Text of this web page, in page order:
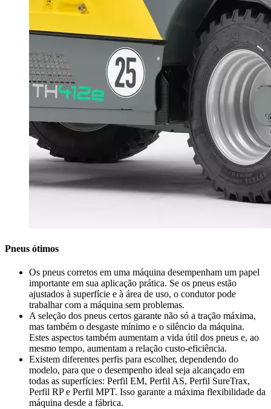
Pneus ótimos
Os pneus corretos em uma máquina desempenham um papel
importante em sua aplicação prática. Se os pneus estão
ajustados à superfície e à área de uso, o condutor pode
trabalhar com a máquina sem problemas.
A seleção dos pneus certos garante não só a tração máxima,
mas também o desgaste mínimo e o silêncio da máquina.
Estes aspectos também aumentam a vida útil dos pneus e, ao
mesmo tempo, aumentam a relação custo-eficiência.
Existem diferentes perfis para escolher, dependendo do
modelo, para que o desempenho ideal seja alcançado em
todas as superfícies: Perfil EM, Perfil AS, Perfil SureTrax,
Perfil RP e Perfil MPT. Isso garante a máxima flexibilidade da
máquina desde a fábrica.